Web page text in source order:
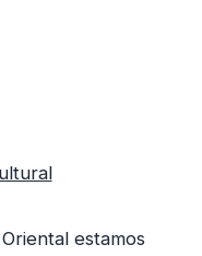
estamos